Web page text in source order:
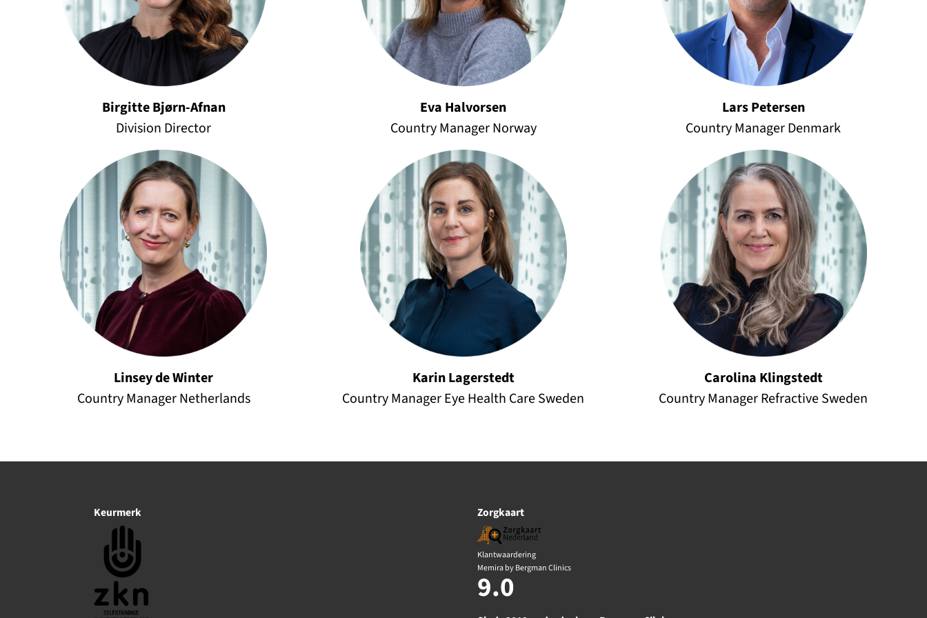
Birgitte Bjørn-Afnan
Division Director
Eva Halvorsen
Country Manager Norway
Lars Petersen
Country Manager Denmark
Linsey de Winter
Country Manager Netherlands
Karin Lagerstedt
Country Manager Eye Health Care Sweden
Carolina Klingstedt
Country Manager Refractive Sweden
Keurmerk Zorgkaart
Klantwaardering
Memira by Bergman Clinics
9.0